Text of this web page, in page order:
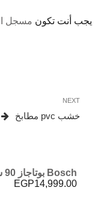
يجب أنت تكون مسجل
المقالات
Next
Post
NEXT
خشب pvc مطابخ
Bosch بوتاجاز 90 سم 5 شعلة بوش
EGP14,999.00